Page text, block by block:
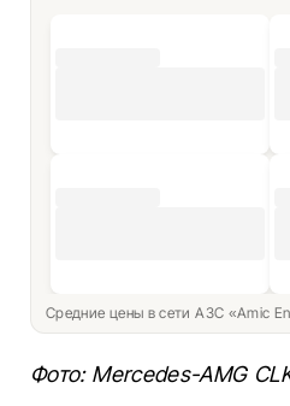
Средние цены в сети АЗС «Amic
Фото: Mercedes-AMG